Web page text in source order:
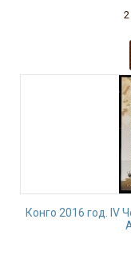
Конго 2016 год. IV